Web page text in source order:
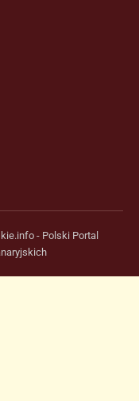
- Polski Portal